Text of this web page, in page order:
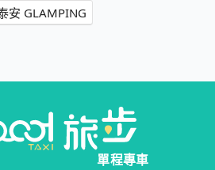
安 GLAMPING
單程專車